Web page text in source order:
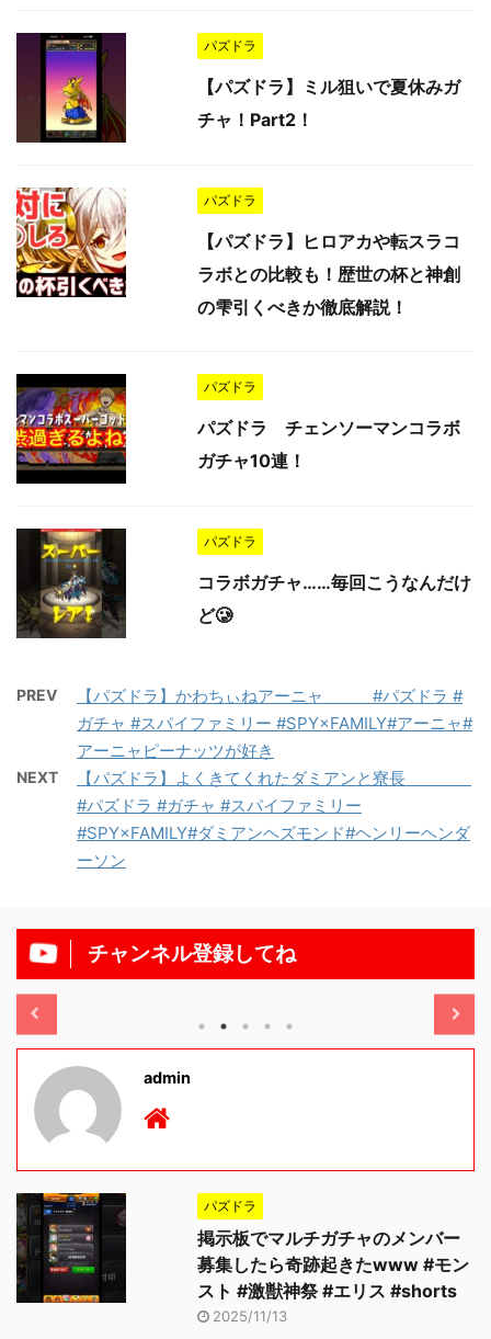
パズドラ
【パズドラ】ミル狙いで夏休みガ
チャ！Part2！
パズドラ
【パズドラ】ヒロアカや転スラコ
ラボとの比較も！歴世の杯と神創
の雫引くべきか徹底解説！
パズドラ
パズドラ チェンソーマンコラボ
ガチャ10連！
パズドラ
コラボガチャ……毎回こうなんだけ
ど🥲
PREV
【パズドラ】かわちぃねアーニャ #パズドラ #
ガチャ #スパイファミリー #SPY×FAMILY#アーニャ#
アーニャピーナッツが好き
NEXT
【パズドラ】よくきてくれたダミアンと寮長
#パズドラ #ガチャ #スパイファミリー
#SPY×FAMILY#ダミアンヘズモンド#ヘンリーヘンダ
ーソン
チャンネル登録してね
11/13
admin
パズドラ
掲示板でマルチガチャのメンバー
募集したら奇跡起きたwww #モン
スト #激獣神祭 #エリス #shorts
2025/11/13